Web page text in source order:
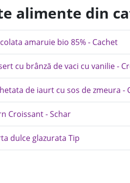
alimente din
amaruie bio 85% - Cachet
cu brânză de vaci cu vanilie -
de iaurt cu sos de zmeura -
Croissant - Schar
dulce glazurata Tip